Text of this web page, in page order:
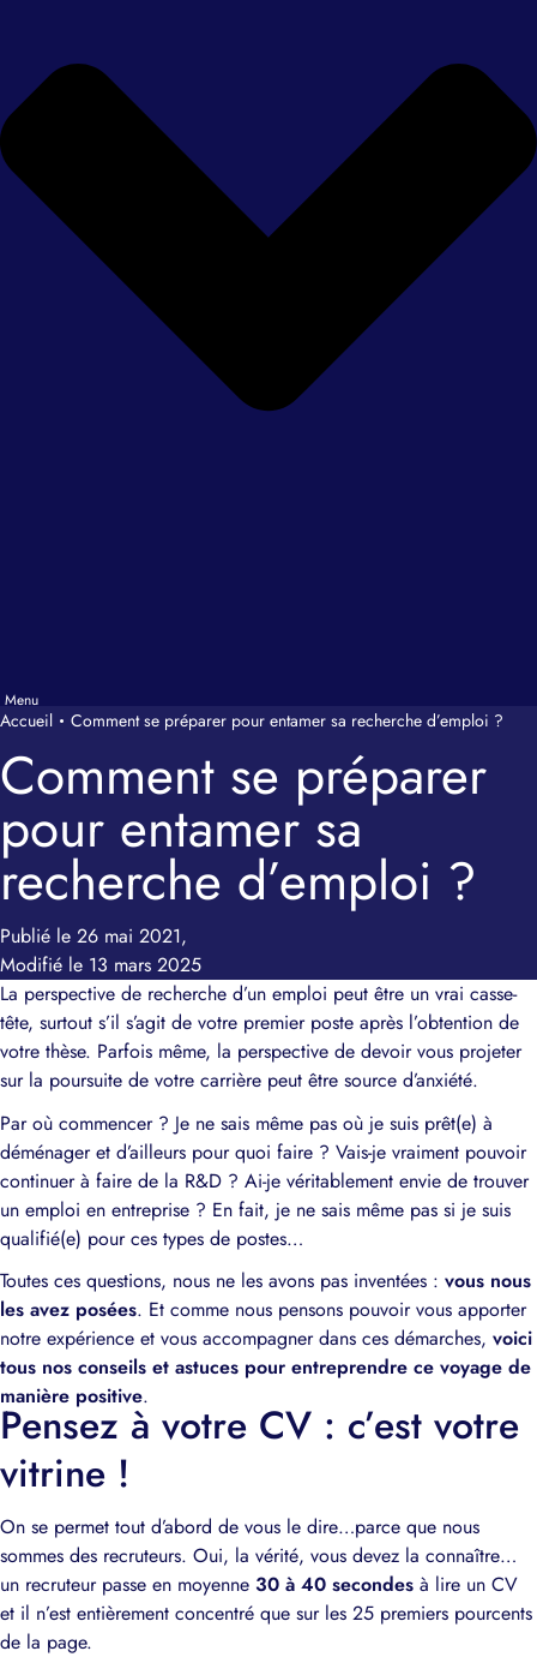
Accueil Comment se préparer pour entamer sa recherche d’emploi ?
Comment se préparer
pour entamer sa
recherche d’emploi ?
Publié le 26 mai 2021,
Modifié le 13 mars 2025
La perspective de recherche d’un emploi peut être un vrai casse-
tête, surtout s’il s’agit de votre premier poste après l’obtention de
votre thèse. Parfois même, la perspective de devoir vous projeter
sur la poursuite de votre carrière peut être source d’anxiété.
Par où commencer ? Je ne sais même pas où je suis prêt(e) à
déménager et d’ailleurs pour quoi faire ? Vais-je vraiment pouvoir
continuer à faire de la R&D ? Ai-je véritablement envie de trouver
un emploi en entreprise ? En fait, je ne sais même pas si je suis
qualifié(e) pour ces types de postes…
Toutes ces questions, nous ne les avons pas inventées : vous nous
les avez posées. Et comme nous pensons pouvoir vous apporter
notre expérience et vous accompagner dans ces démarches, voici
tous nos conseils et astuces pour entreprendre ce voyage de
manière positive.
Pensez à votre CV : c’est votre
vitrine !
On se permet tout d’abord de vous le dire…parce que nous
sommes des recruteurs. Oui, la vérité, vous devez la connaître…
un recruteur passe en moyenne 30 à 40 secondes à lire un CV
et il n’est entièrement concentré que sur les 25 premiers pourcents
de la page.